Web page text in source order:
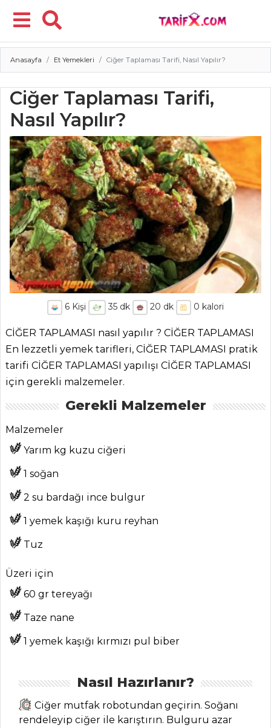
Menü
Medya
Chefs
Haber
ŞEFİN TARİFLERİ
Anasayfa Et Yemekleri Ciğer Taplaması Tarifi, Nasıl Yapılır?
Ciğer Taplaması Tarifi,
Nasıl Yapılır?
6Kişi 35 dk 20 dk 0 kalori
CİĞER TAPLAMASI nasıl yapılır ? CİĞER TAPLAMASI
En lezzetli yemek tarifleri, CİĞER TAPLAMASI pratik
tarifi CİĞER TAPLAMASI yapılışı CİĞER TAPLAMASI
için gerekli malzemeler.
Gerekli Malzemeler
Malzemeler
Yarım kg kuzu ciğeri
1 soğan
2 su bardağı ince bulgur
1 yemek kaşığı kuru reyhan
Tuz
Üzeri için
60 gr tereyağı
Taze nane
1 yemek kaşığı kırmızı pul biber
Nasıl Hazırlanır?
Ciğer mutfak robotundan geçirin. Soğanı
rendeleyip ciğer ile karıştırın. Bulguru azar